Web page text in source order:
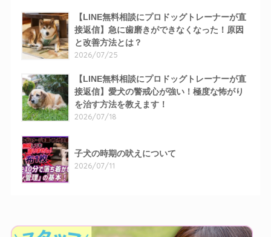
【LINE無料相談にプロドッグトレーナーが直
接返信】急に歯磨きができなくなった！原因
と改善方法とは？
2026/07/25
【LINE無料相談にプロドッグトレーナーが直
接返信】愛犬の警戒心が強い！極度な怖がり
を治す方法を教えます！
2026/07/18
子犬の時期の吠えについて
2026/07/11